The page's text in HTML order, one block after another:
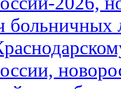
больничных